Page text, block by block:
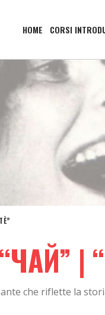
HOME CORSI
|
che riflette la